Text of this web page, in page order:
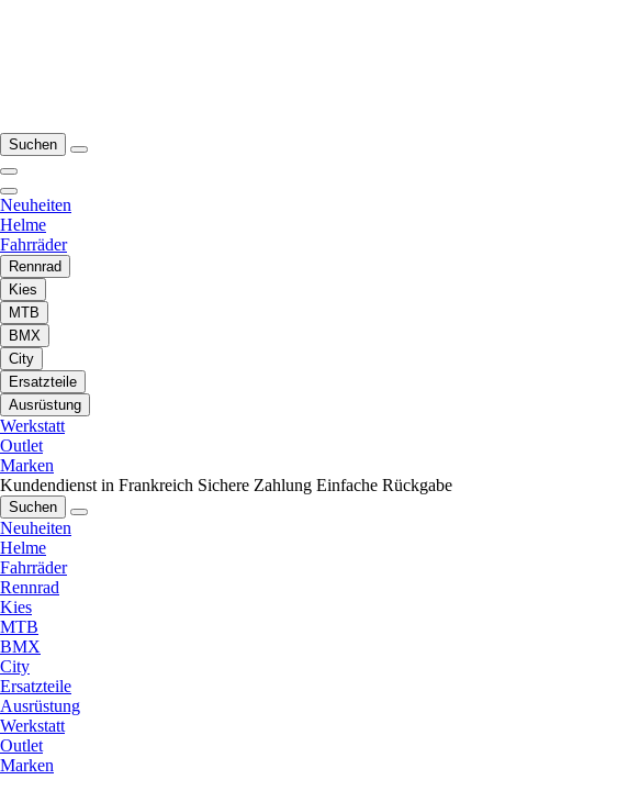
Suchen
Neuheiten
Helme
Fahrräder
Rennrad
Kies
MTB
BMX
City
Ersatzteile
Ausrüstung
Werkstatt
Outlet
Marken
Kundendienst in Frankreich Sichere Zahlung Einfache Rückgabe
Suchen
Neuheiten
Helme
Fahrräder
Rennrad
Kies
MTB
BMX
City
Ersatzteile
Ausrüstung
Werkstatt
Outlet
Marken